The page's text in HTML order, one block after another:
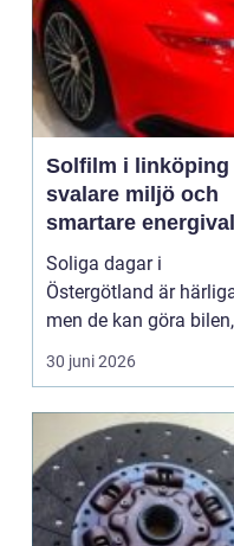
en vik...
Solfilm i linköping
svalare miljö och
smartare energival
Soliga dagar i
Östergötland är
men de kan göra bilen,
bostaden eller kontoret
varma och bländande.
därför på solfilm
Linköpingsom ett
sätt att få svalka, ...
30 juni 2026